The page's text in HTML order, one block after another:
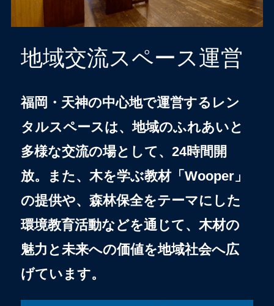
地域交流スペース運営
福岡・天神の中心地で運営するレン
タルスペースは、地域のふれあいと
多様な交流の場として、24時間開
放。また、木を学ぶ教材「Wooper」
の提供や、森林保全をテーマにした
環境教育活動などを通じて、木材の
魅力と未来への価値を地域社会へ広
げています。